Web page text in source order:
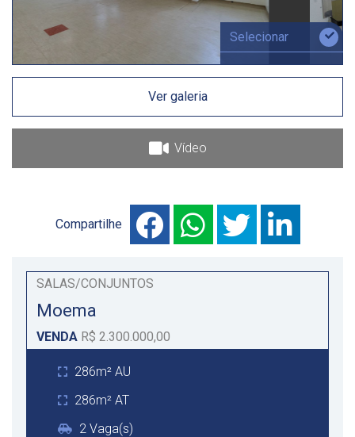
Selecionar
Ver galeria
Vídeo
Compartilhe
SALAS/CONJUNTOS
Moema
VENDA R$ 2.300.000,00
286m² AU
286m² AT
2 Vaga(s)